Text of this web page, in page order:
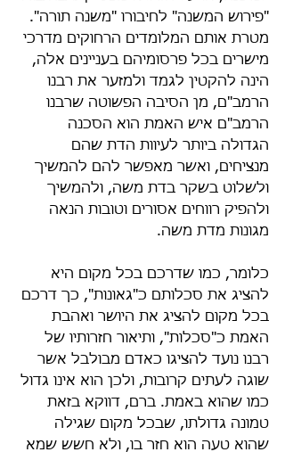
"פירוש המשנה" לחיבורו "משנה תורה".
מטרת אותם המלומדים הרחוקים מדרכי
מישרים בכל פרסומיהם בעניינים אלה,
הינה להקטין לגמד ולמזער את רבנו
הרמב"ם, מן הסיבה הפשוטה שרבנו
הרמב"ם איש האמת הוא הסכנה
הגדולה ביותר לעיוות הדת שהם
מנציחים, ואשר מאפשר להם להמשיך
ולשלוט בשקר בדת משה, ולהמשיך
ולהפיק רווחים אסורים וטובות הנאה
מגונות מדת משה.
כלומר, כמו שדרכם בכל מקום היא
להציג את סכלותם כ"גאונות", כך דרכם
בכל מקום להציג את היושר ואהבת
האמת כ"סכלות", ותיאור חזרותיו של
רבנו נועד להציגו כאדם מבולבל אשר
שוגה לעתים קרובות, ולכן הוא אינו גדול
כמו שהוא באמת. ברם, דווקא בזאת
טמונה גדולתו, שבכל מקום שגילה
שהוא טעה הוא חזר בו, ולא חשש שמא